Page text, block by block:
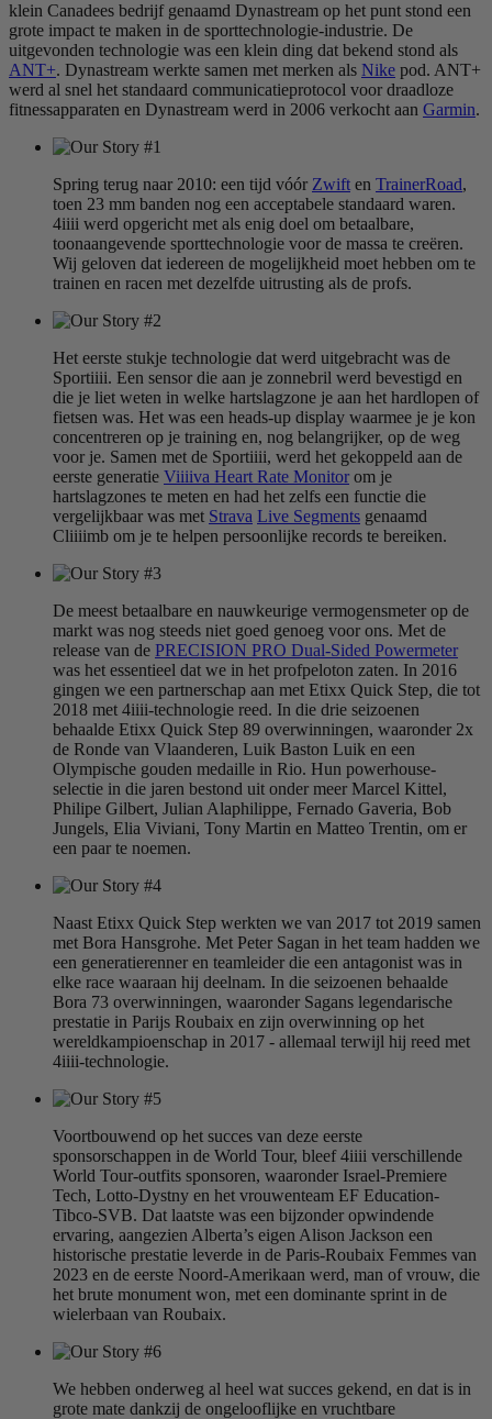
klein Canadees bedrijf genaamd Dynastream op het punt stond een
grote impact te maken in de sporttechnologie-industrie. De
uitgevonden technologie was een klein ding dat bekend stond als
ANT+. Dynastream werkte samen met merken als Nike pod. ANT+
werd al snel het standaard communicatieprotocol voor draadloze
fitnessapparaten en Dynastream werd in 2006 verkocht aan Garmin.
Spring terug naar 2010: een tijd vóór Zwift en TrainerRoad,
toen 23 mm banden nog een acceptabele standaard waren.
4iiii werd opgericht met als enig doel om betaalbare,
toonaangevende sporttechnologie voor de massa te creëren.
Wij geloven dat iedereen de mogelijkheid moet hebben om te
trainen en racen met dezelfde uitrusting als de profs.
Het eerste stukje technologie dat werd uitgebracht was de
Sportiiii. Een sensor die aan je zonnebril werd bevestigd en
die je liet weten in welke hartslagzone je aan het hardlopen of
fietsen was. Het was een heads-up display waarmee je je kon
concentreren op je training en, nog belangrijker, op de weg
voor je. Samen met de Sportiiii, werd het gekoppeld aan de
eerste generatie Viiiiva Heart Rate Monitor om je
hartslagzones te meten en had het zelfs een functie die
vergelijkbaar was met Strava Live Segments genaamd
Cliiiimb om je te helpen persoonlijke records te bereiken.
De meest betaalbare en nauwkeurige vermogensmeter op de
markt was nog steeds niet goed genoeg voor ons. Met de
release van de PRECISION PRO Dual-Sided Powermeter
was het essentieel dat we in het profpeloton zaten. In 2016
gingen we een partnerschap aan met Etixx Quick Step, die tot
2018 met 4iiii-technologie reed. In die drie seizoenen
behaalde Etixx Quick Step 89 overwinningen, waaronder 2x
de Ronde van Vlaanderen, Luik Baston Luik en een
Olympische gouden medaille in Rio. Hun powerhouse-
selectie in die jaren bestond uit onder meer Marcel Kittel,
Philipe Gilbert, Julian Alaphilippe, Fernado Gaveria, Bob
Jungels, Elia Viviani, Tony Martin en Matteo Trentin, om er
een paar te noemen.
Naast Etixx Quick Step werkten we van 2017 tot 2019 samen
met Bora Hansgrohe. Met Peter Sagan in het team hadden we
een generatierenner en teamleider die een antagonist was in
elke race waaraan hij deelnam. In die seizoenen behaalde
Bora 73 overwinningen, waaronder Sagans legendarische
prestatie in Parijs Roubaix en zijn overwinning op het
wereldkampioenschap in 2017 - allemaal terwijl hij reed met
4iiii-technologie.
Voortbouwend op het succes van deze eerste
sponsorschappen in de World Tour, bleef 4iiii verschillende
World Tour-outfits sponsoren, waaronder Israel-Premiere
Tech, Lotto-Dystny en het vrouwenteam EF Education-
Tibco-SVB. Dat laatste was een bijzonder opwindende
ervaring, aangezien Alberta’s eigen Alison Jackson een
historische prestatie leverde in de Paris-Roubaix Femmes van
2023 en de eerste Noord-Amerikaan werd, man of vrouw, die
het brute monument won, met een dominante sprint in de
wielerbaan van Roubaix.
We hebben onderweg al heel wat succes gekend, en dat is in
grote mate dankzij de ongelooflijke en vruchtbare